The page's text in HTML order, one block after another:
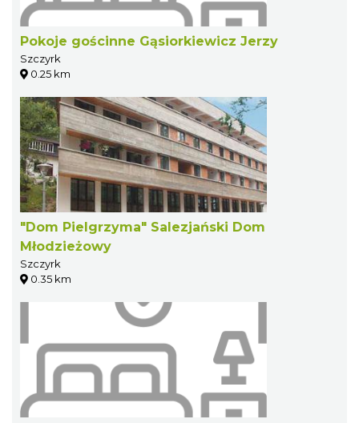
Pokoje gościnne Gąsiorkiewicz Jerzy
Szczyrk
0.25 km
"Dom Pielgrzyma" Salezjański Dom
Młodzieżowy
Szczyrk
0.35 km